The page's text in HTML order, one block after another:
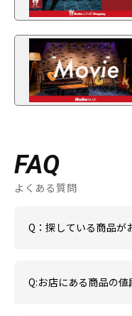
FAQ
よくある質問
Q：探している商品が
Q:お店にある商品の